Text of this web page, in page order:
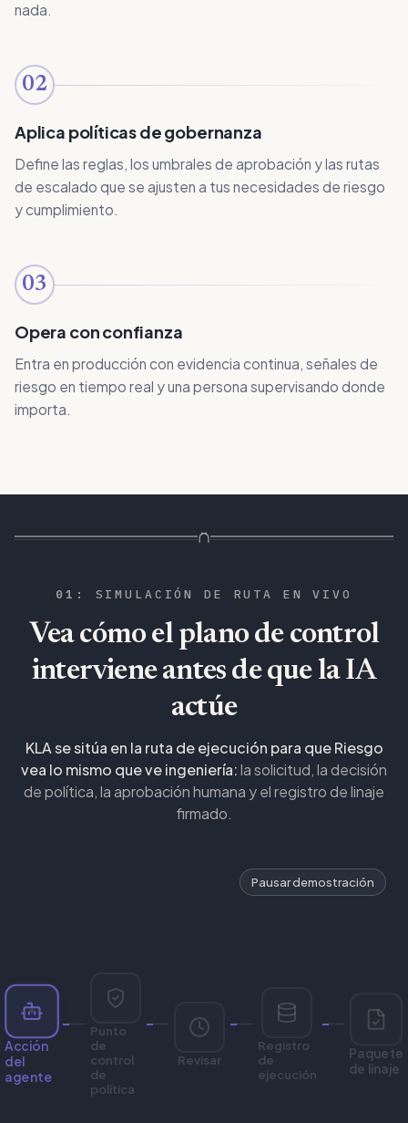
nada.
02
Aplica políticas de gobernanza
Define las reglas, los umbrales de aprobación y las rutas
de escalado que se ajusten a tus necesidades de riesgo
y cumplimiento.
03
Opera con confianza
Entra en producción con evidencia continua, señales de
riesgo en tiempo real y una persona supervisando donde
importa.
01 : SIMULACIÓN DE RUTA EN VIVO
Vea cómo el plano de control
interviene antes de que la IA
actúe
KLA se sitúa en la ruta de ejecución para que Riesgo
vea lo mismo que ve ingeniería:la solicitud, la decisión
de política, la aprobación humana y el registro de linaje
firmado.
Pausar demostración
Acción
del
agente
Punto
de
control
de
política
Revisar
Registro
de
ejecución
Paquete
de linaje